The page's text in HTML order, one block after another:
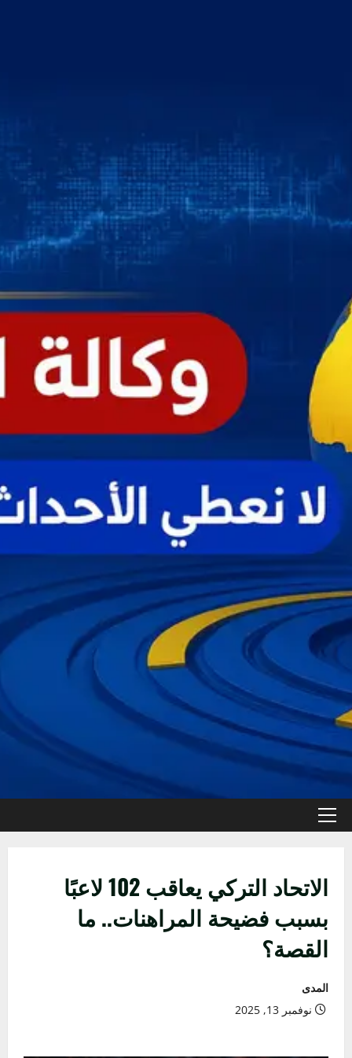
القائمة
الاتحاد التركي يعاقب 102 لاعبًا
بسبب فضيحة المراهنات.. ما
القصة؟
المدى
نوفمبر 13, 2025